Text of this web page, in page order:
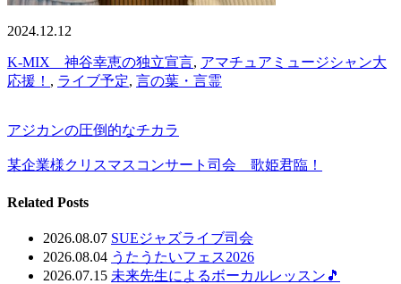
2024.12.12
K-MIX 神谷幸恵の独立宣言, アマチュアミュージシャン大
応援！ , ライブ予定, 言の葉・言霊
アジカンの圧倒的なチカラ
某企業様クリスマスコンサート司会 歌姫君臨！
Related Posts
2026.08.07 SUEジャズライブ司会
2026.08.04 うたうたいフェス2026
2026.07.15 未来先生によるボーカルレッスン🎵